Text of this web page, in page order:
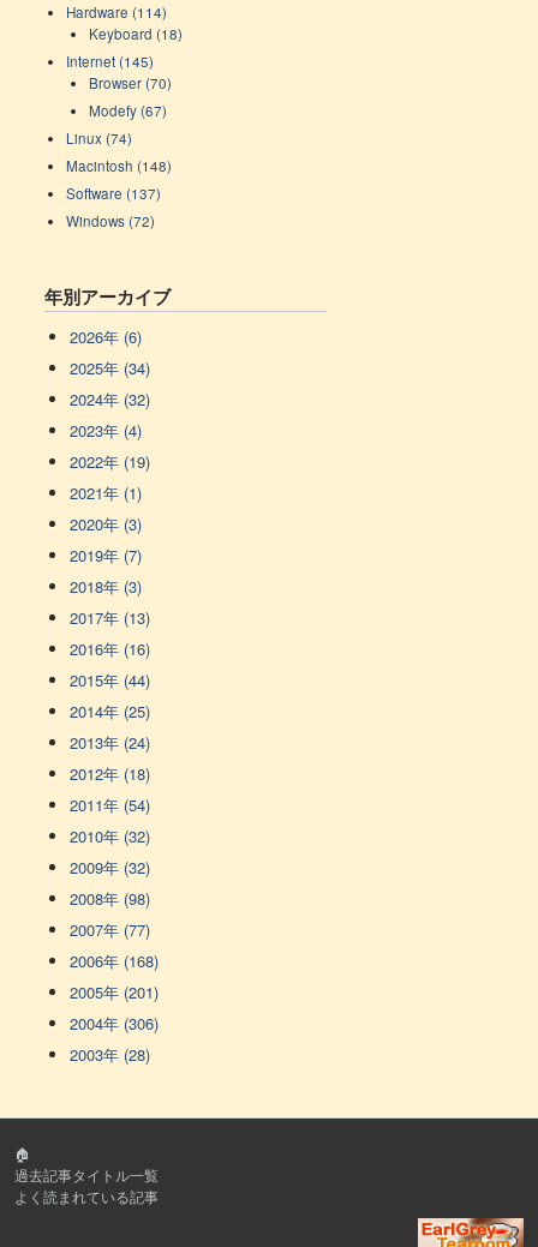
Hardware (114)
Keyboard (18)
Internet (145)
Browser (70)
Modefy (67)
Linux (74)
Macintosh (148)
Software (137)
Windows (72)
年別アーカイブ
2026年 (6)
2025年 (34)
2024年 (32)
2023年 (4)
2022年 (19)
2021年 (1)
2020年 (3)
2019年 (7)
2018年 (3)
2017年 (13)
2016年 (16)
2015年 (44)
2014年 (25)
2013年 (24)
2012年 (18)
2011年 (54)
2010年 (32)
2009年 (32)
2008年 (98)
2007年 (77)
2006年 (168)
2005年 (201)
2004年 (306)
2003年 (28)
🏠
過去記事タイトル一覧
よく読まれている記事